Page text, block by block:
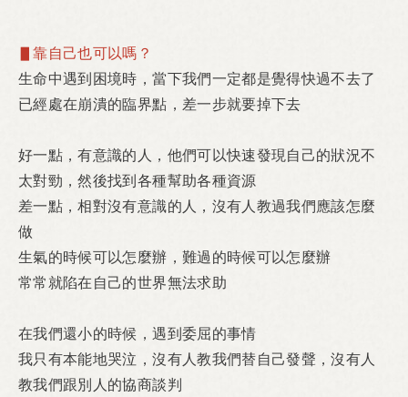
▋靠自己也可以嗎？
生命中遇到困境時，當下我們一定都是覺得快過不去了
已經處在崩潰的臨界點， 差一步就要掉下去
好一點，有意識的人， 他們可以快速發現自己的狀況不
太對勁，然後找到各種幫助各種資源
差一點，相對沒有意識的人， 沒有人教過我們應該怎麼
做
生氣的時候可以怎麼辦， 難過的時候可以怎麼辦
常常就陷在自己的世界無法求助
在我們還小的時候，遇到委屈的事情
我只有本能地哭泣，沒有人教我們替自己發聲，沒有人
教我們跟別人的協商談判